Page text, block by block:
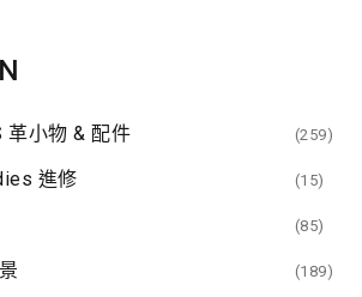
革小物 & 配件 (259)
進修 (15)
(85)
(189)